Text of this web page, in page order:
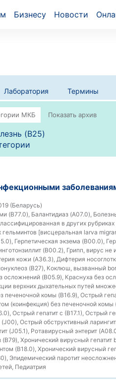
Бизнесу Новости
Лаборатория Термины
(B25)
(Беларусь)
(B77.0), Балантидиаз (A07.0),
в других
[висцеральная larva
Герпетическая экзема (B00.0),
(B00.2), Грипп, вирус
кожи (A36.3), Дифтерия
(B27), Коклюш, вызванный
(B05.9), Краснуха без
верхних дыхательных путей
печеночной комы (B16.9), Острый
(коинфекция) без печеночной комы
Острый гепатит c (B17.1), Острый
Острый обструктивный
(J05.1), Ротавирусный энтерит
Хронический вирусный гепатит
(B18.0), Хронический вирусный
Эпидемический паротит
Педиатрия